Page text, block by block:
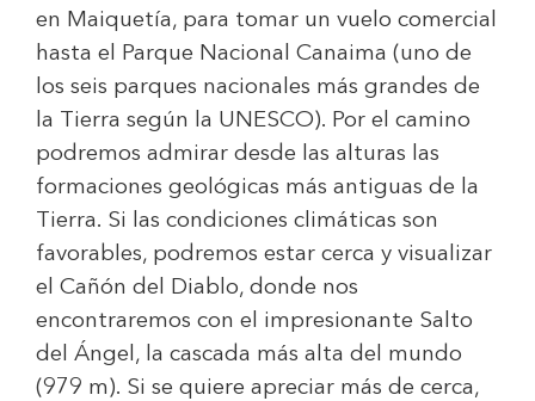
en Maiquetía, para tomar un vuelo comercial
hasta el Parque Nacional Canaima (uno de
los seis parques nacionales más grandes de
la Tierra según la UNESCO). Por el camino
podremos admirar desde las alturas las
formaciones geológicas más antiguas de la
Tierra. Si las condiciones climáticas son
favorables, podremos estar cerca y visualizar
el Cañón del Diablo, donde nos
encontraremos con el impresionante Salto
del Ángel, la cascada más alta del mundo
(979 m). Si se quiere apreciar más de cerca,